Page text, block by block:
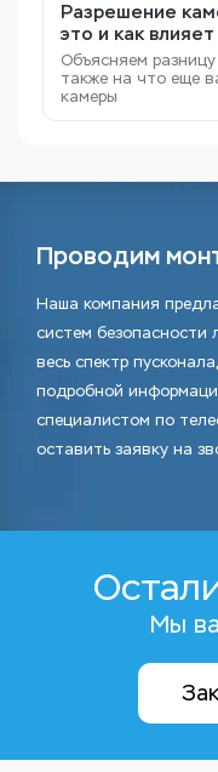
Разрешение
это и как
Объясняем
также на что еще
камеры
Проводим
Наша компания
систем безопасности
весь спектр
подробной
специалистом по
оставить заявку на
Мы